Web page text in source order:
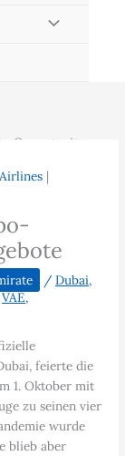
Airlines |
/Dubai,
VAE,
feierte die
1. Oktober mit
zu seinen vier
wurde
blieb aber